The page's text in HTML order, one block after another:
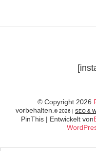
© Copyright 2026
vorbehalten.© 2026 | SEO &
PinThis | Entwickelt von